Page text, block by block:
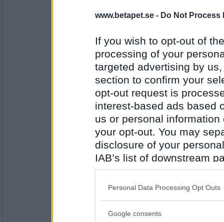
www.betapet.se - Do Not Process
If you wish to opt-out of
processing of your
targeted advertising by
section to confirm your
opt-out request is
interest-based ads based
us or personal
your opt-out. You may
disclosure of your
IAB’s list of downstream
also be disclosed by us
Downstream Participants
Please note that this
Personal Data Processing Opt Outs
Google consents
Antal inlägg: 491
Gör så gott jag kan
eva-leva
Antal inlägg:
15408
Hur går det med julgodiset?
Sover bättre där
farmor448
Antal inlägg: